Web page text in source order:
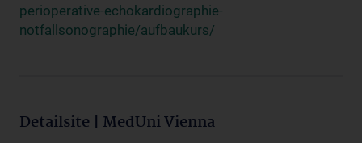
perioperative-echokardiographie-
notfallsonographie/aufbaukurs/
Detailsite | MedUni Vienna